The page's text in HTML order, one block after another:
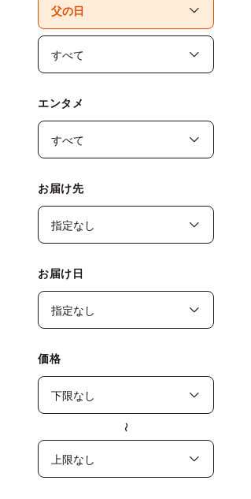
エンタメ
お届け先
お届け日
価格
〜